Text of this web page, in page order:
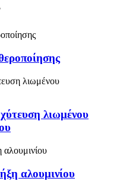
λιωμένου
αλουμινίου